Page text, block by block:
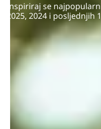
Inspiriraj se
2025, 2024 i posljednjih